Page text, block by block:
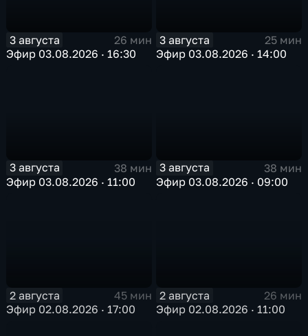
3 августа
26 мин
Эфир 03.08.2026 · 16:30
3 августа
25 мин
Эфир 03.08.2026 · 14:00
3 августа
38 мин
Эфир 03.08.2026 · 11:00
3 августа
38 мин
Эфир 03.08.2026 · 09:00
2 августа
45 мин
Эфир 02.08.2026 · 17:00
2 августа
26 мин
Эфир 02.08.2026 · 11:00